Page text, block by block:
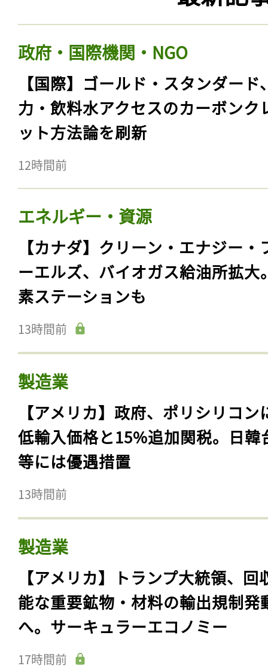
政府・国際機関・NGO
【国際】ゴールド・スタンダード
力・飲料水アクセスのカーボンク
ット方法論を刷新
12時間前
エネルギー・資源
【カナダ】クリーン・エナジー・
ーエルズ、バイオガス給油所拡大
素ステーションも
13時間前
製造業
【アメリカ】政府、ポリシリコン
低輸入価格と15%追加関税。日韓
等には優遇措置
13時間前
製造業
【アメリカ】トランプ大統領、回
能な重要鉱物・材料の輸出規制発
へ。サーキュラーエコノミー
17時間前